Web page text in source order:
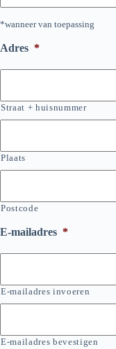
*wanneer van toepassing
Adres *
Straat + huisnummer
Plaats
Postcode
E-mailadres *
E-mailadres invoeren
E-mailadres bevestigen